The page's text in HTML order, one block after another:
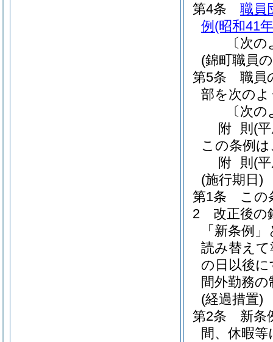
第4条
職員
例 (昭和41
〔次
(錦町職員
第5条
職員
部を次の
〔次
附 則 (
この条例
附 則 (
(施行期日)
第1条
この
2
改正後の
「新条例
読み替え
の日以後
間外勤務
(経過措置)
第2条
新条
間、休暇